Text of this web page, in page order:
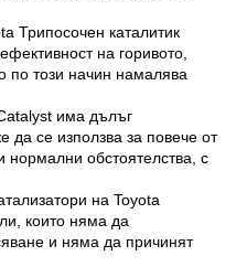
Трипосочен каталитик
на горивото,
по този начин намалява
има дълъг
да се използва за повече от
нормални обстоятелства, с
на Toyota
които няма да
и няма да причинят